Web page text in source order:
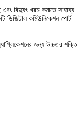
বিদ্যুৎ খরচ কমাতে সাহায্য
ডিজিটাল কমিউনিকেশন পোর্ট
জন্য উচ্চতর শক্তি